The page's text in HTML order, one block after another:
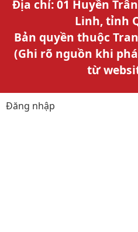
Địa chỉ: 01 Huyền
Linh, tỉnh
Bản quyền thuộc
(Ghi rõ nguồn khi
từ
Đăng nhập